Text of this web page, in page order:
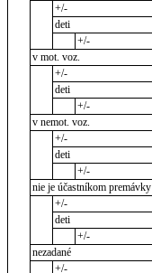
+/-
deti
+/-
v mot. voz.
+/-
deti
+/-
v nemot. voz.
+/-
deti
+/-
nie je účastníkom premávky
+/-
deti
+/-
nezadané
+/-